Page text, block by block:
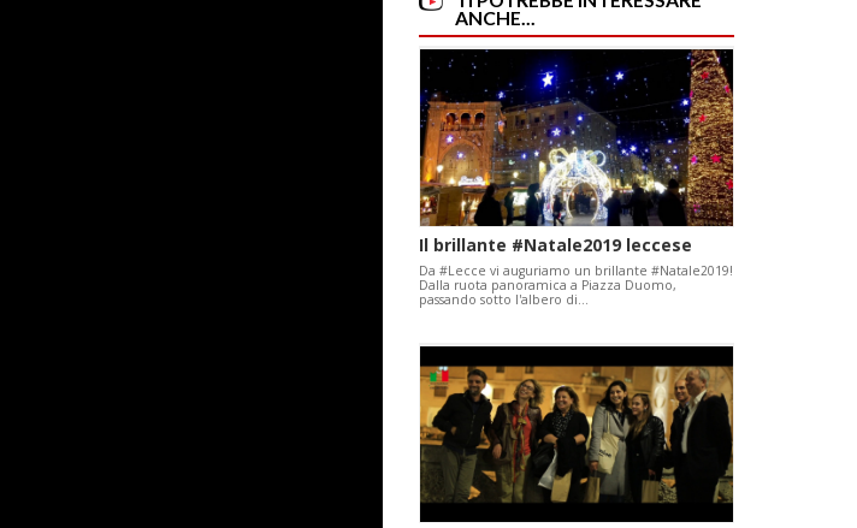
ANCHE...
Il brillante #Natale2019 leccese
Da #Lecce vi auguriamo un brillante #Natale2019!
Dalla ruota panoramica a Piazza Duomo,
passando sotto l'albero di…